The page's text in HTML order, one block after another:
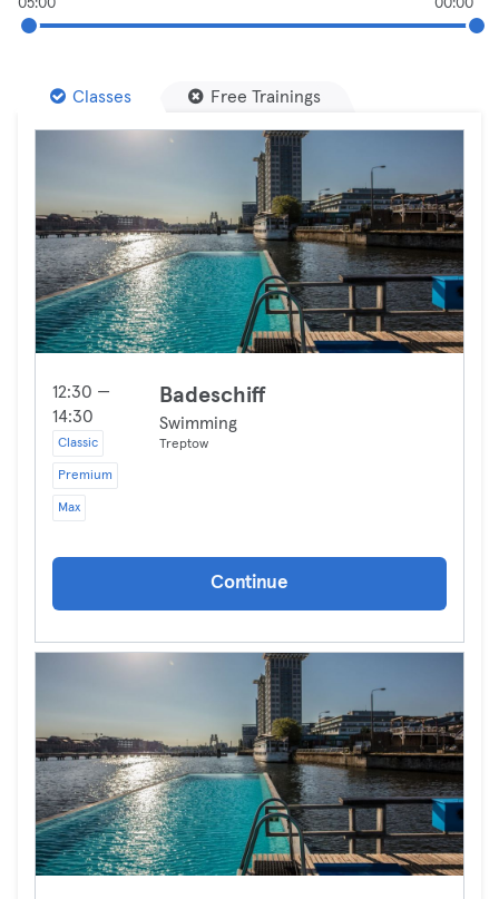
05:00 00:00
Classes Free Trainings
12:30 —
14:30
Classic
Premium
Max
Badeschiff
Swimming
Treptow
Continue